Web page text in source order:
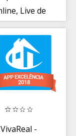
Live de
VivaReal -